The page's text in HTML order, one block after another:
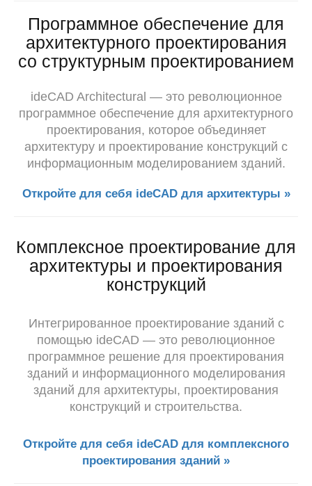
Программное обеспечение для
архитектурного проектирования
со структурным проектированием
ideCAD Architectural — это революционное
программное обеспечение для архитектурного
проектирования, которое объединяет
архитектуру и проектирование конструкций с
информационным моделированием зданий.
Откройте для себя ideCAD для архитектуры »
Комплексное проектирование для
архитектуры и проектирования
конструкций
Интегрированное проектирование зданий с
помощью ideCAD — это революционное
программное решение для проектирования
зданий и информационного моделирования
зданий для архитектуры, проектирования
конструкций и строительства.
Откройте для себя ideCAD для комплексного
проектирования зданий »